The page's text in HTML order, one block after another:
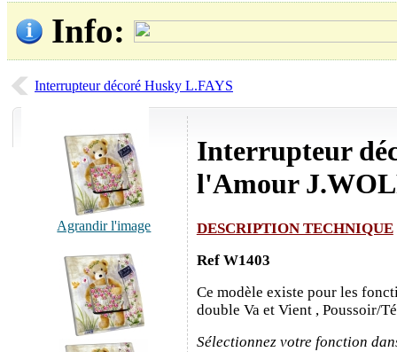
Info:
Interrupteur décoré Husky L.FAYS
Agrandir l'image
Interrupteur
l'Amour
DESCRIPTION TECHNIQUE
Ref W1403
Ce modèle existe pour les
double Va et Vient , Poussoir/
Sélectionnez votre fonction